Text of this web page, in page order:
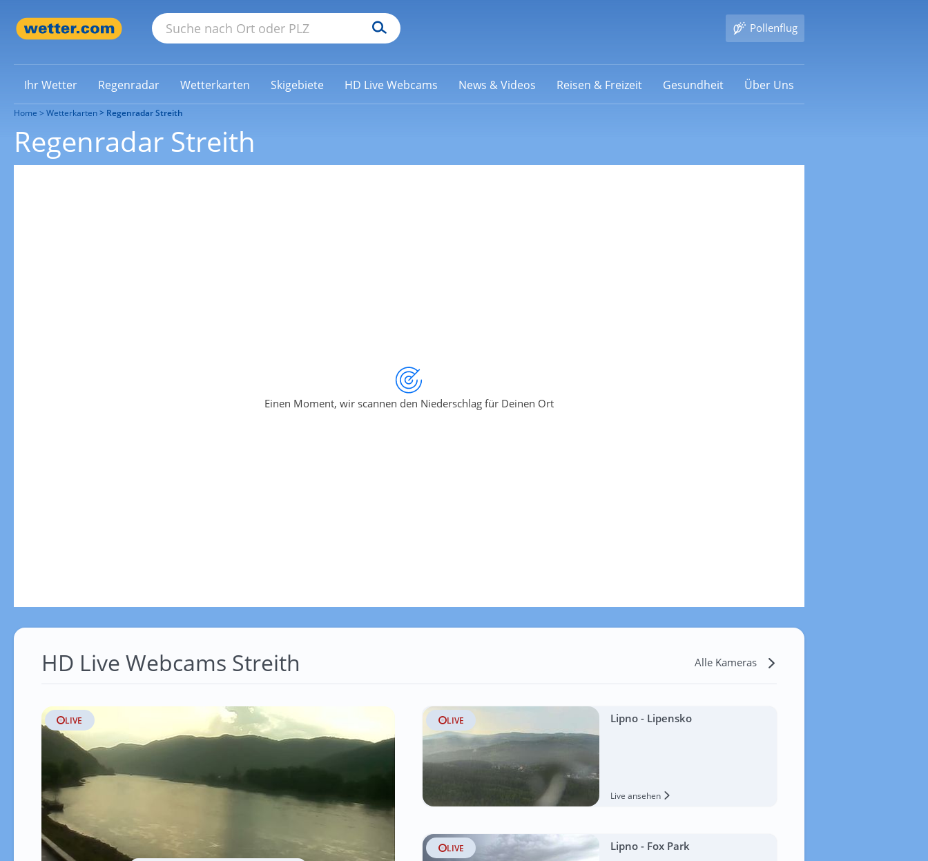
Pollenflug
Ihr Wetter Regenradar Wetterkarten Skigebiete HD Live Webcams News & Videos Reisen & Freizeit Gesundheit Über Uns
Home Wetterkarten Regenradar Streith
Regenradar Streith
Einen Moment, wir scannen den Niederschlag für Deinen Ort
HD Live Webcams Streith Alle Kameras
LIVE LIVE Lipno - Lipensko
Live ansehen
LIVE Lipno - Fox Park